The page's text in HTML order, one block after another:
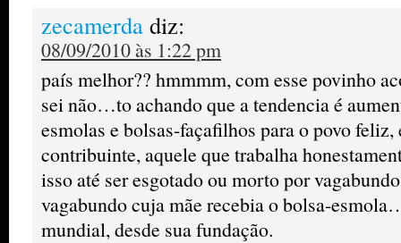
zecamerda diz:
08/09/2010 às 1:22 pm
país melhor?? hmmmm, com esse povinho
sei não…to achando que a tendencia é
esmolas e bolsas-façafilhos para o povo feliz,
contribuinte, aquele que trabalha
isso até ser esgotado ou morto por
vagabundo cuja mãe recebia o bolsa-
mundial, desde sua fundação.